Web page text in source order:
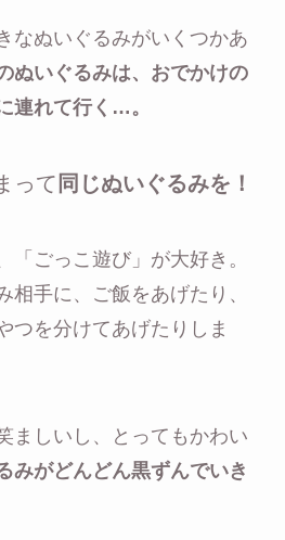
なぬいぐるみがいくつかあ
ぬいぐるみは、おでかけの
連れて行く…。
って 同じぬいぐるみを！
「ごっこ遊び」が大好き。
相手に、ご飯をあげたり、
つを分けてあげたりしま
ましいし、とってもかわい
みがどんどん黒ずんでいき